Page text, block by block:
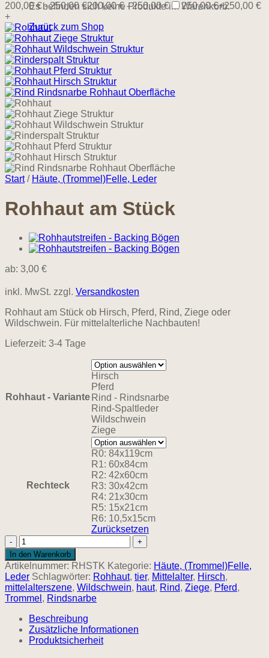
Es befinden sich keine Produkte im Warenkorb.
Zurück zum Shop
200,00 € - 250,00 €200,00 € - 250,00 € 250,00 €+250,00 €
+
Start / Häute, (Trommel)Felle, Leder
Rohhaut am Stück
ab: 3,00 €
inkl. MwSt. zzgl. Versandkosten
Rohhaut am Stück ob Hirsch, Pferd, Rind, Ziege oder
Wildschwein. Für mittelalterliche Nachbauten!
Lieferzeit: 3-4 Tage
Rohhaut - Variante
Hirsch
Pferd
Rind - Rindsnarbe
Rind-Spaltleder
Wildschwein
Ziege
Rechteck
R0: 84x119cm
R1: 60x84cm
R2: 42x60cm
R3: 30x42cm
R4: 21x30cm
R5: 15x21cm
R6: 10,5x15cm
Zurücksetzen
Rohhaut
am
Stück
Menge
In den Warenkorb
Artikelnummer: RHSTK Kategorie: Häute, (Trommel)Felle,
Leder Schlagwörter: Rohhaut, tier, Mittelalter, Hirsch,
mittelalterszene, Wildschwein, haut, Rind, Ziege, Pferd,
Trommel , Rindsnarbe
Beschreibung
Zusätzliche Informationen
Produktsicherheit